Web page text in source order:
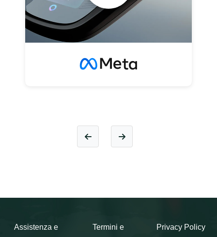
Assistenza e Termini e Privacy Policy